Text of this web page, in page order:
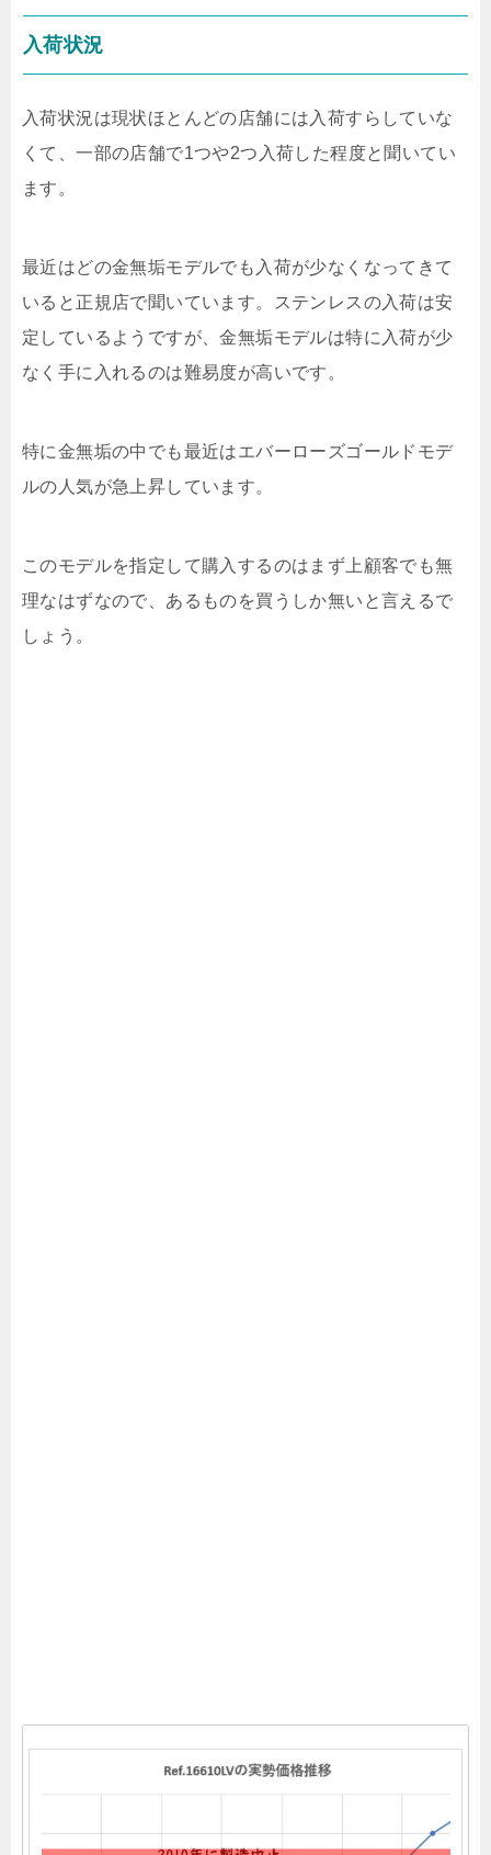
入荷状況
入荷状況は現状ほとんどの店舗には入荷すらしていな
くて、一部の店舗で1つや2つ入荷した程度と聞いてい
ます。
最近はどの金無垢モデルでも入荷が少なくなってきて
いると正規店で聞いています。ステンレスの入荷は安
定しているようですが、金無垢モデルは特に入荷が少
なく手に入れるのは難易度が高いです。
特に金無垢の中でも最近はエバーローズゴールドモデ
ルの人気が急上昇しています。
このモデルを指定して購入するのはまず上顧客でも無
理なはずなので、あるものを買うしか無いと言えるで
しょう。